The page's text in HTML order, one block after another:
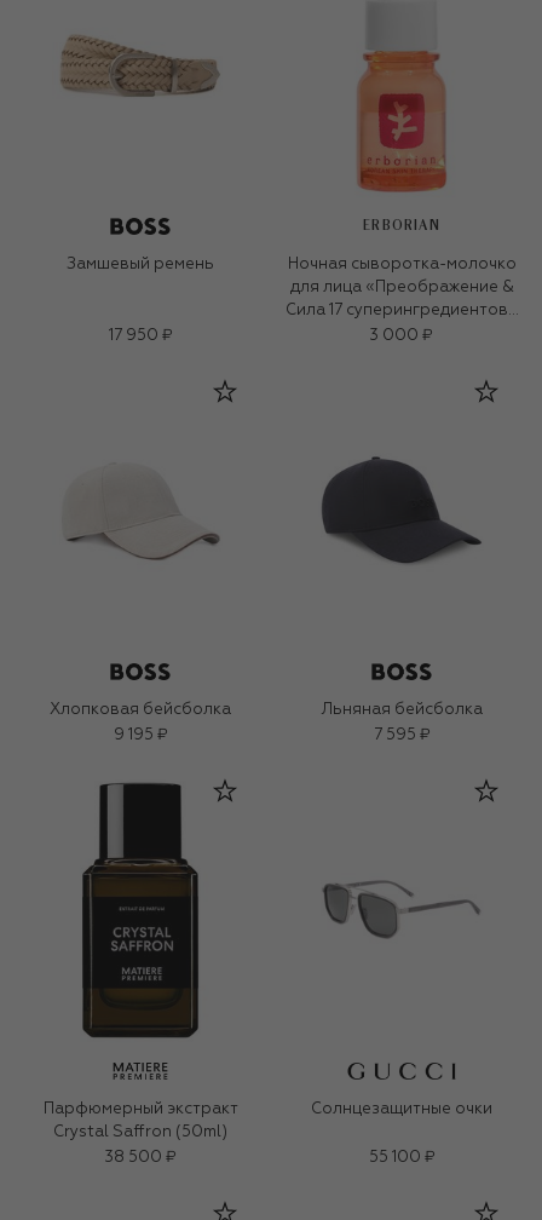
Замшевый ремень
17 950 ₽
ERBORIAN
Ночная сыворотка-молочко
для лица «Преображение &
Сила 17 суперингредиентов»
(10ml)
3 000 ₽
Хлопковая бейсболка
9 195 ₽
Льняная бейсболка
7 595 ₽
Парфюмерный экстракт
Crystal Saffron (50ml)
38 500 ₽
Солнцезащитные очки
55 100 ₽